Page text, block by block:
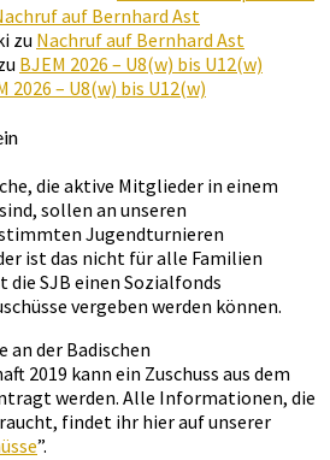
auf Bernhard Ast
zu Nachruf auf Bernhard Ast
BJEM 2026 – U8(w) bis U12(w)
2026 – U8(w) bis U12(w)
die aktive Mitglieder in einem
sollen an unseren
Jugendturnieren
ist das nicht für alle Familien
die SJB einen Sozialfonds
vergeben werden können.
an der Badischen
2019 kann ein Zuschuss aus dem
werden. Alle Informationen, die
findet ihr hier auf unserer
”.